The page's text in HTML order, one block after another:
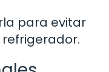
para evitar